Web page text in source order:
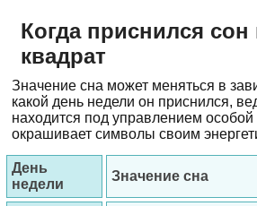
Когда приснился сон
квадрат
Значение сна может меняться в
какой день недели он приснился,
находится под управлением особой
окрашивает символы своим
День
недели
Значение сна